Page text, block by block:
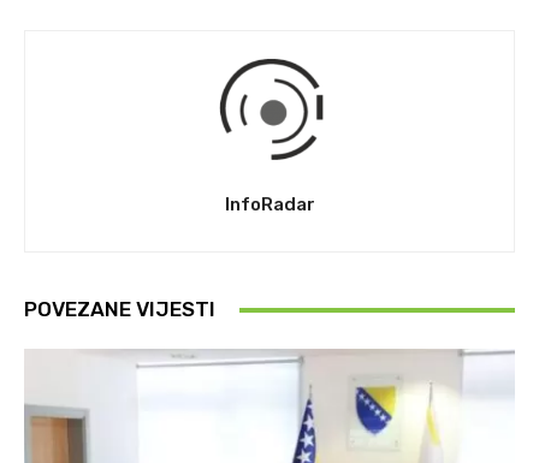
InfoRadar
POVEZANE VIJESTI